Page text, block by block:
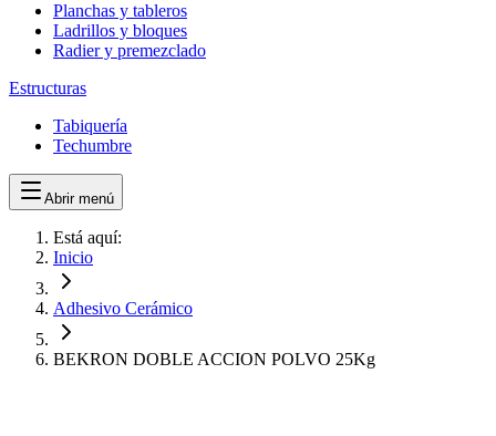
Planchas y tableros
Ladrillos y bloques
Radier y premezclado
Estructuras
Tabiquería
Techumbre
Abrir menú
Está aquí:
Inicio
Adhesivo Cerámico
BEKRON DOBLE ACCION POLVO 25Kg